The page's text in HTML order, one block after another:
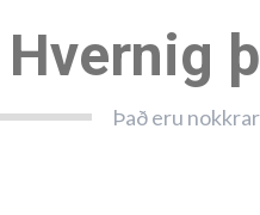
Hvernig
Það eru